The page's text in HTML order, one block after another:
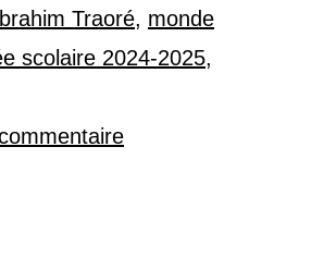
Traoré, monde
scolaire 2024-2025,